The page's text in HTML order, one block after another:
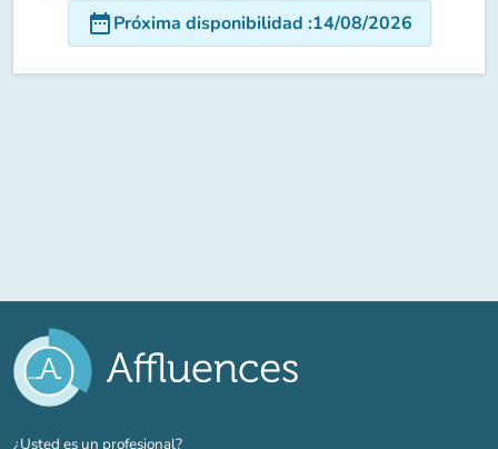
date_rangePróxima disponibilidad :14/08/2026
¿Usted es un profesional?(nueva pestaña)